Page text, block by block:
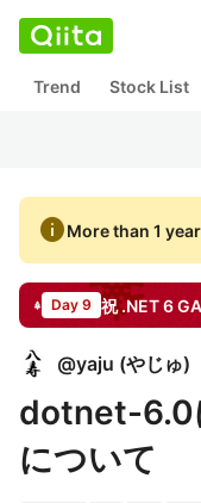
Trend Stock List
infoMore than 1
Day 9
@yaju (やじゅ)
dotnet-6.0
について